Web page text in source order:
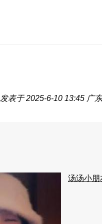
发表于 2025-6-10 13:45 广东
汤汤小朋